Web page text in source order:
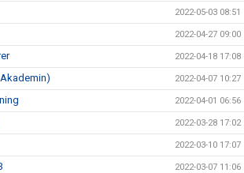
2022-05-03 08:51
2022-04-27 09:00
2022-04-18 17:08
2022-04-07 10:27
2022-04-01 06:56
2022-03-28 17:02
2022-03-10 17:07
2022-03-07 11:06